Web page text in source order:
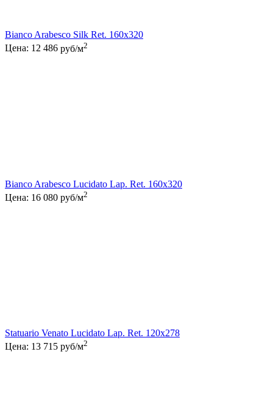
Bianco Arabesco Silk Ret. 160x320
Цена: 12 486 руб/м2
Bianco Arabesco Lucidato Lap. Ret. 160x320
Цена: 16 080 руб/м2
Statuario Venato Lucidato Lap. Ret. 120x278
Цена: 13 715 руб/м2